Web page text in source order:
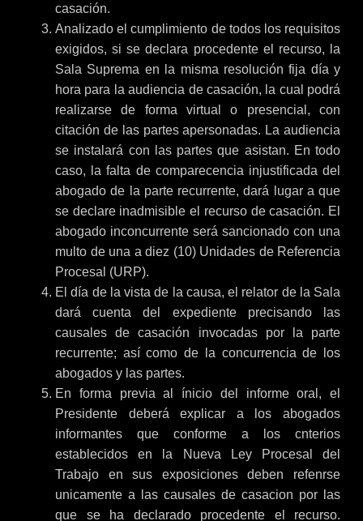
casación.
Analizado el cumplimiento de todos los requisitos
exigidos, si se declara procedente el recurso, la
Sala Suprema en la misma resolución fija día y
hora para la audiencia de casación, la cual podrá
realizarse de forma virtual o presencial, con
citación de las partes apersonadas. La audiencia
se instalará con las partes que asistan. En todo
caso, la falta de comparecencia injustificada del
abogado de la parte recurrente, dará lugar a que
se declare inadmisible el recurso de casación. El
abogado inconcurrente será sancionado con una
multo de una a diez (10) Unidades de Referencia
Procesal (URP).
El día de la vista de la causa, el relator de la Sala
dará cuenta del expediente precisando las
causales de casación invocadas por la parte
recurrente; así como de la concurrencia de los
abogados y las partes.
En forma previa al ínicio del informe oral, el
Presidente deberá explicar a los abogados
informantes que conforme a los cnterios
establecidos en la Nueva Ley Procesal del
Trabajo en sus exposiciones deben refenrse
unicamente a las causales de casacion por las
que se ha declarado procedente el recurso.